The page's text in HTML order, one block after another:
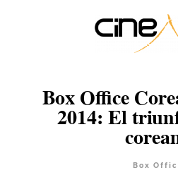
Box Office
2014: El
Box
Servicios